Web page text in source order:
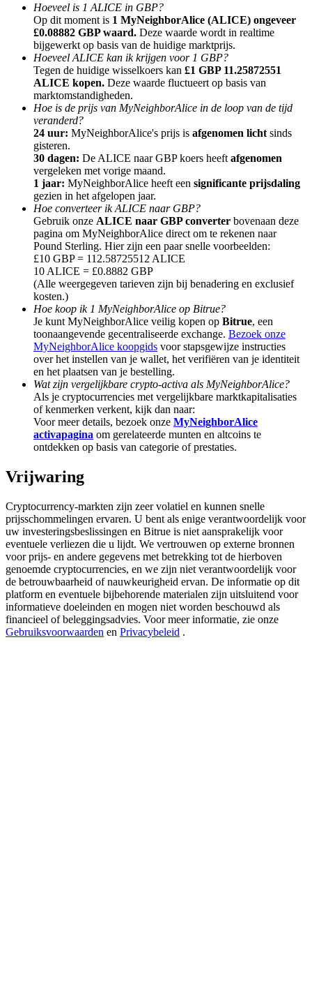
Doorverwijzing
Nodig een vriend uit om contante beloningen te ontvangen
BTC Welcome Rewards
BTC Welcome Rewards
Deposit & Trade BTC to Share 25000 USDT prize pool!
Deposit CASHCAT & Win
Share 500000 CASHCAT prize pool
Exclusive for BitMart Users
Register & Trade to Win 500,000 USDT
Precious Metals Trading Carnival
Trade Gold & Silver · 33,333 USDT Bonus
USDT New User Exclusive 10% APR
USDT Flexible Staking | Daily Rewards
Hoeveel is 1 ALICE in GBP?
Op dit moment is 1 MyNeighborAlice (ALICE) ongeveer
£0.08882 GBP waard. Deze waarde wordt in realtime
bijgewerkt op basis van de huidige marktprijs.
Hoeveel ALICE kan ik krijgen voor 1 GBP?
Tegen de huidige wisselkoers kan £1 GBP 11.25872551
ALICE kopen. Deze waarde fluctueert op basis van
marktomstandigheden.
Hoe is de prijs van MyNeighborAlice in de loop van de tijd
veranderd?
24 uur: MyNeighborAlice's prijs is afgenomen licht sinds
gisteren.
30 dagen: De ALICE naar GBP koers heeft afgenomen
vergeleken met vorige maand.
1 jaar: MyNeighborAlice heeft een significante prijsdaling
gezien in het afgelopen jaar.
Hoe converteer ik ALICE naar GBP?
Gebruik onze ALICE naar GBP converter bovenaan deze
pagina om MyNeighborAlice direct om te rekenen naar
Pound Sterling. Hier zijn een paar snelle voorbeelden:
£10 GBP = 112.58725512 ALICE
10 ALICE = £0.8882 GBP
(Alle weergegeven tarieven zijn bij benadering en exclusief
kosten.)
Hoe koop ik 1 MyNeighborAlice op Bitrue?
Je kunt MyNeighborAlice veilig kopen op Bitrue, een
toonaangevende gecentraliseerde exchange. Bezoek onze
MyNeighborAlice koopgids voor stapsgewijze instructies
over het instellen van je wallet, het verifiëren van je identiteit
en het plaatsen van je bestelling.
Wat zijn vergelijkbare crypto-activa als MyNeighborAlice?
Als je cryptocurrencies met vergelijkbare marktkapitalisaties
of kenmerken verkent, kijk dan naar:
Voor meer details, bezoek onze MyNeighborAlice
activapagina om gerelateerde munten en altcoins te
ontdekken op basis van categorie of prestaties.
Vrijwaring
Cryptocurrency-markten zijn zeer volatiel en kunnen snelle
prijsschommelingen ervaren. U bent als enige verantwoordelijk voor
uw investeringsbeslissingen en Bitrue is niet aansprakelijk voor
eventuele verliezen die u lijdt. We vertrouwen op externe bronnen
voor prijs- en andere gegevens met betrekking tot de hierboven
genoemde cryptocurrencies, en we zijn niet verantwoordelijk voor
de betrouwbaarheid of nauwkeurigheid ervan. De informatie op dit
platform en eventuele bijbehorende materialen zijn uitsluitend voor
informatieve doeleinden en mogen niet worden beschouwd als
financieel of beleggingsadvies. Voor meer informatie, zie onze
Gebruiksvoorwaarden en Privacybeleid .